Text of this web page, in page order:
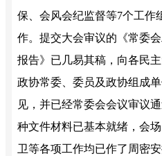
保、会风会纪监督等7个工作
作。提交大会审议的《常委
报告》已几易其稿，向各民
政协常委、委员及政协组成
见，并已经常委会会议审议
种文件材料已基本就绪，会
卫等各项工作均已作了周密安